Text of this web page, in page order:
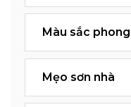
Màu sắc
Mẹo sơn nhà